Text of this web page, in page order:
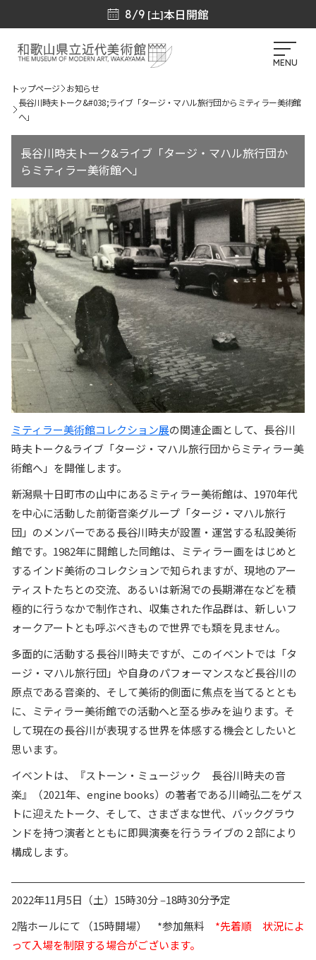
8/9 [土]本日開館
MENU
トップページ
お知らせ
長谷川時夫トーク&#038;ライブ「タージ・マハル旅行団からミティラー美術館
へ」
長谷川時夫トーク&ライブ「タージ・マハル旅行団か
らミティラー美術館へ」
ミティラー美術館コレクション展の関連企画として、長谷川
時夫トーク&ライブ「タージ・マハル旅行団からミティラー美
術館へ」を開催します。
新潟県十日町市の山中にあるミティラー美術館は、1970年代
を中心に活動した前衛音楽グループ「タージ・マハル旅行
団」のメンバーである長谷川時夫が設置・運営する私設美術
館です。1982年に開館した同館は、ミティラー画をはじめと
するインド美術のコレクションで知られますが、現地のアー
ティストたちとの交流、あるいは新潟での長期滞在などを積
極的に行うなかで制作され、収集された作品群は、新しいフ
ォークアートとも呼ぶべきもので世界でも類を見ません。
多面的に活動する長谷川時夫ですが、このイベントでは「タ
ージ・マハル旅行団」や自身のパフォーマンスなど長谷川の
原点である音楽的、そして美術的側面に焦点を当てるととも
に、ミティラー美術館での活動へと至る歩みを辿ります。そ
して現在の長谷川が表現する世界を体感する機会としたいと
思います。
イベントは、『ストーン・ミュージック 長谷川時夫の音
楽』（2021年、engine books）の著者である川崎弘二をゲス
トに迎えたトーク、そして、さまざまな世代、バックグラウ
ンドを持つ演者とともに即興演奏を行うライブの２部により
構成します。
2022年11月5日（土）15時30分 ‒18時30分予定
2階ホールにて （15時開場） *参加無料 *先着順 状況によ
って入場を制限する場合がございます。